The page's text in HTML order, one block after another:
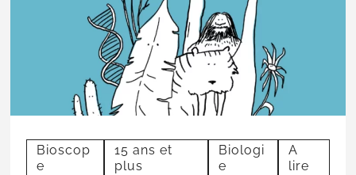
Bioscop
e
15 ans et
plus
Biologi
e
A
lire